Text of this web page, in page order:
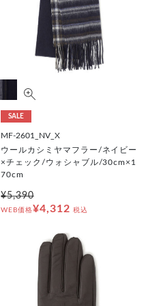
SALE
MF-2601_NV_X
ウールカシミヤマフラー/ネイビー
×チェック/ウォシャブル/30cm×1
70cm
¥5,390
WEB価格¥4,312 税込